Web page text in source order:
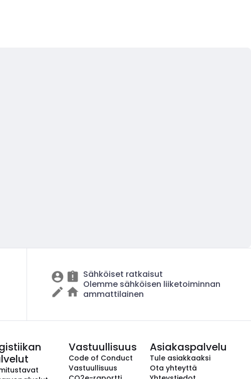
Sähköiset ratkaisut
Olemme sähköisen liiketoiminnan
ammattilainen
Vastuullisuus
Code of Conduct
Vastuullisuus
Asiakaspalvelu
Tule asiakkaaksi
Ota yhteyttä